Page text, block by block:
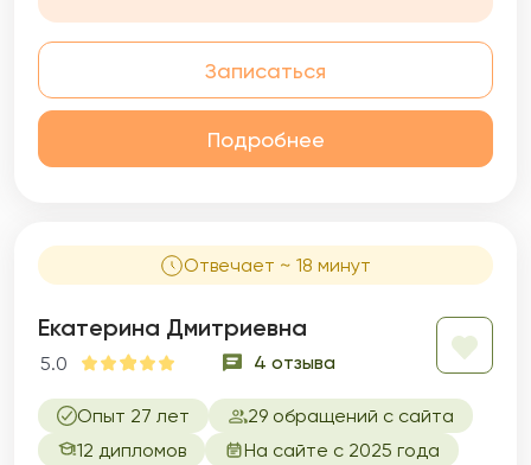
Записаться
Подробнее
Отвечает ~ 18 минут
Екатерина Дмитриевна
5.0 4 отзыва
Опыт 27 лет
29 обращений с сайта
12 дипломов
На сайте с 2025 года